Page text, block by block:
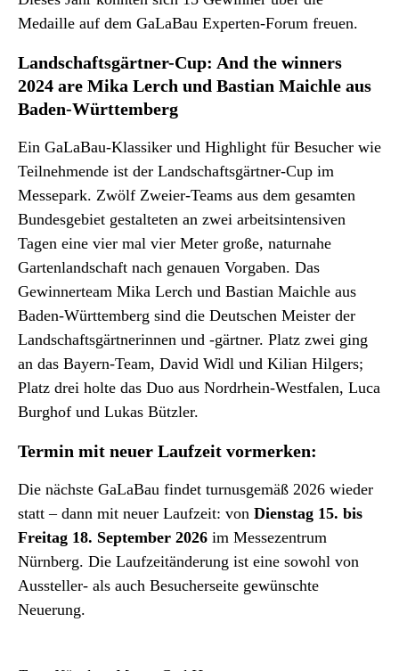
Medaille auf dem GaLaBau Experten-Forum freuen.
Landschaftsgärtner-Cup: And the winners
2024 are Mika Lerch und Bastian Maichle aus
Baden-Württemberg
Ein GaLaBau-Klassiker und Highlight für Besucher wie
Teilnehmende ist der Landschaftsgärtner-Cup im
Messepark. Zwölf Zweier-Teams aus dem gesamten
Bundesgebiet gestalteten an zwei arbeitsintensiven
Tagen eine vier mal vier Meter große, naturnahe
Gartenlandschaft nach genauen Vorgaben. Das
Gewinnerteam Mika Lerch und Bastian Maichle aus
Baden-Württemberg sind die Deutschen Meister der
Landschaftsgärtnerinnen und -gärtner. Platz zwei ging
an das Bayern-Team, David Widl und Kilian Hilgers;
Platz drei holte das Duo aus Nordrhein-Westfalen, Luca
Burghof und Lukas Bützler.
Termin mit neuer Laufzeit vormerken:
Die nächste GaLaBau findet turnusgemäß 2026 wieder
statt – dann mit neuer Laufzeit: von Dienstag 15. bis
Freitag 18. September 2026 im Messezentrum
Nürnberg. Die Laufzeitänderung ist eine sowohl von
Aussteller- als auch Besucherseite gewünschte
Neuerung.